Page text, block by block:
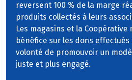
reversent 100 % de la marge
produits collectés à leurs
Les magasins et la
bénéfice sur les dons
volonté de promouvoir un
juste et plus engagé.